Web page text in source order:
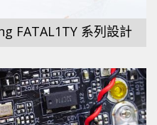
FATAL1TY 系列設計